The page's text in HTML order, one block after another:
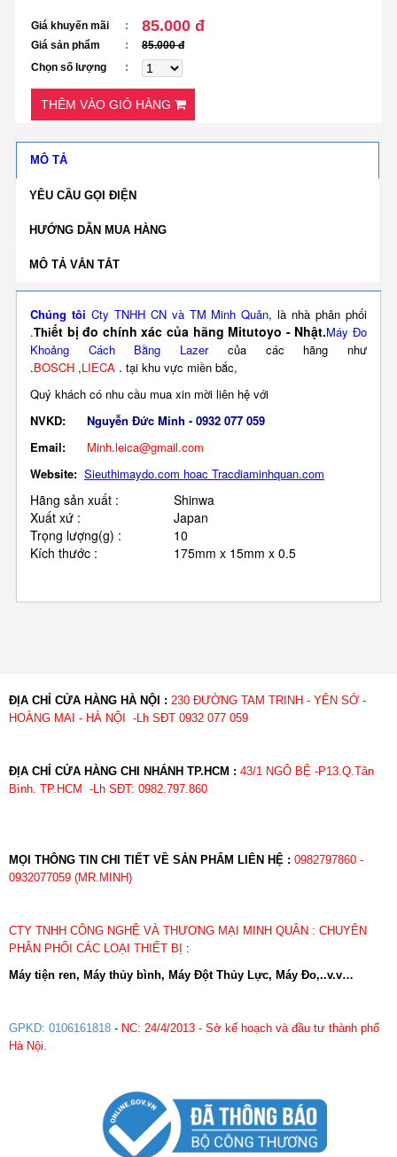
Giá khuyến mãi 85.000 đ
Giá sản phẩm
85.000 đ
Chọn số lượng
THÊM VÀO GIỎ HÀNG
MÔ TẢ
YÊU CẦU GỌI ĐIỆN
HƯỚNG DẪN MUA HÀNG
MÔ TẢ VẮN TẮT
Chúng tôi Cty TNHH CN và TM Minh Quân, là nhà phân phối
.Thiết bị đo chính xác của hãng Mitutoyo - Nhật.Máy Đo
Khoảng Cách Bằng Lazercủa các hãng như
.BOSCH ,LIECA . tại khu vực miền bắc,
Quý khách có nhu cầu mua xin mời liên hệ với
NVKD:
Nguyễn Đức Minh - 0932 077 059
Email:
Minh.leica@gmail.com
Website: Sieuthimaydo.com hoac Tracdiaminhquan.com
Hãng sản xuất :
Shinwa
Xuất xứ :
Japan
Trọng lượng(g) :
10
Kích thước : 175mm x 15mm x 0.5
ĐỊA CHỈ CỬA HÀNG HÀ NỘI : 230 ĐƯỜNG TAM TRINH - YÊN SỞ -
HOÀNG MAI - HÀ NỘI -Lh SĐT 0932 077 059
ĐỊA CHỈ CỬA HÀNG CHI NHÁNH TP.HCM : 43/1 NGÔ BỆ -P13.Q.Tân
Bình. TP.HCM -Lh SĐT: 0982.797.860
MỌI THÔNG TIN CHI TIẾT VỀ SẢN PHẨM LIÊN HỆ : 0982797860 -
0932077059 (MR.MINH)
CTY TNHH CÔNG NGHỆ VÀ THƯƠNG MẠI MINH QUÂN : CHUYÊN
PHÂN PHỐI CÁC LOẠI THIẾT BỊ
:
Máy tiện ren, Máy thủy bình, Máy Đột Thủy Lực, Máy Đo,..v.v…
GPKD: 0106161818 - NC: 24/4/2013 - Sở kế hoạch và đầu tư thành phố
Hà Nội.